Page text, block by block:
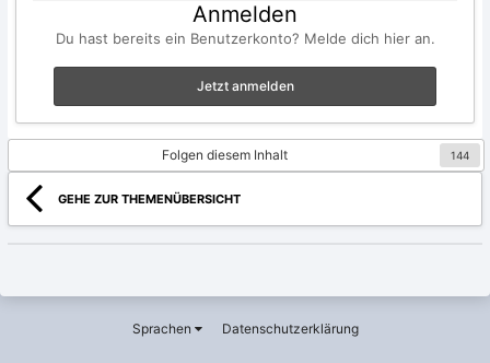
Anmelden
Du hast bereits ein Benutzerkonto? Melde dich hier an.
Jetzt anmelden
Folgen diesem Inhalt 144
GEHE ZUR THEMENÜBERSICHT
Sprachen Datenschutzerklärung